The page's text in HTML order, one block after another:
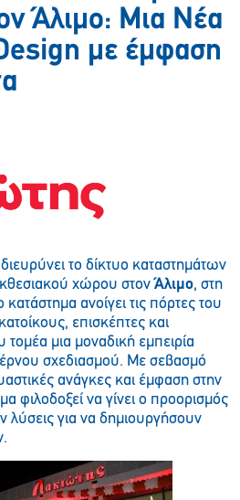
Άλιμο: Μια Νέα
με έμφαση
διευρύνει το δίκτυο καταστημάτων
χώρου στονΆλιμο, στη
κατάστημα ανοίγει τις πόρτες του
επισκέπτες και
τομέα μια μοναδική εμπειρία
σχεδιασμού. Με σεβασμό
ανάγκες και έμφαση στην
φιλοδοξεί να γίνει ο προορισμός
λύσεις για να δημιουργήσουν